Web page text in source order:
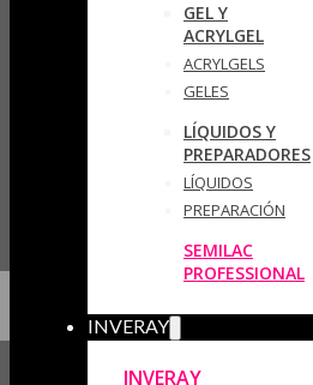
GEL Y
ACRYLGEL
ACRYLGELS
GELES
LÍQUIDOS Y
PREPARADORES
LÍQUIDOS
PREPARACIÓN
SEMILAC
PROFESSIONAL
INVERAY
INVERAY